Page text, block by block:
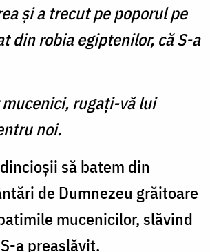
şi a trecut pe poporul pe
din robia egiptenilor, că S-a
rugaţi-vă lui
noi.
să batem din
de Dumnezeu grăitoare
mucenicilor, slăvind
a preaslăvit.